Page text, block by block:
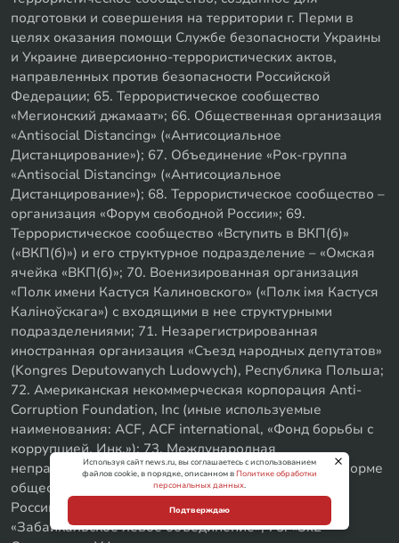
подготовки и совершения на территории г. Перми в
целях оказания помощи Службе безопасности Украины
и Украине диверсионно-террористических актов,
направленных против безопасности Российской
Федерации; 65. Террористическое сообщество
«Мегионский джамаат»; 66. Общественная организация
«Antisocial Distancing» («Антисоциальное
Дистанцирование»); 67. Объединение «Рок-группа
«Antisocial Distancing» («Антисоциальное
Дистанцирование»); 68. Террористическое сообщество –
организация «Форум свободной России»; 69.
Террористическое сообщество «Вступить в ВКП(б)»
(«ВКП(б)») и его структурное подразделение – «Омская
ячейка «ВКП(б)»; 70. Военизированная организация
«Полк имени Кастуся Калиновского» («Полк iмя Кастуся
Калiноўскага») с входящими в нее структурными
подразделениями; 71. Незарегистрированная
иностранная организация «Съезд народных депутатов»
(Kongres Deputowanych Ludowych), Республика Польша;
72. Американская некоммерческая корпорация Anti-
Corruption Foundation, Inc (иные используемые
наименования: ACF, ACF international, «Фонд борьбы с
коррупцией, Инк.»); 73. Международная
неправительственная организация, созданная в форме
общественного движения, «Антивоенный комитет
России» (Russian antiwar committee); 74. Движение
«Забайкальское левое объединение»; 75. «SxE
Используя сайт news.ru, вы соглашаетесь с использованием
файлов cookie, в порядке, описанном вПолитике обработки
персональных данных.
Подтверждаю